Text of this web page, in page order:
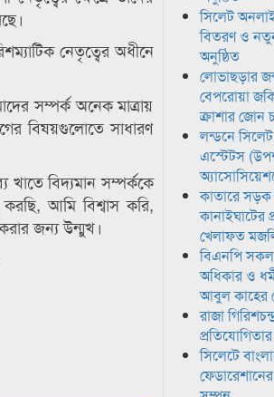
নেতৃত্বের অধীনে
সম্পর্ক অনেক মাত্রায়
বিষয়গুলোতে সাধারণ
খাতে বিদ্যমান সম্পর্ককে
আমি বিশ্বাস করি,
জন্য উন্মুখ।
সিলেট
বিতরণ ও
অনুষ্ঠিত
লোভাছড়ার
বেপরোয়া
ক্রাশার জোন
লন্ডনে
এস্টেটস
কাতারে সড়ক
কানাইঘাটের
খেলাফত
বিএনপি সকল
অধিকার ও
আবুল কাহের
রাজা
সিলেটে